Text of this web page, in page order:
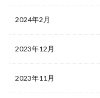
2024年2月
2023年12月
2023年11月